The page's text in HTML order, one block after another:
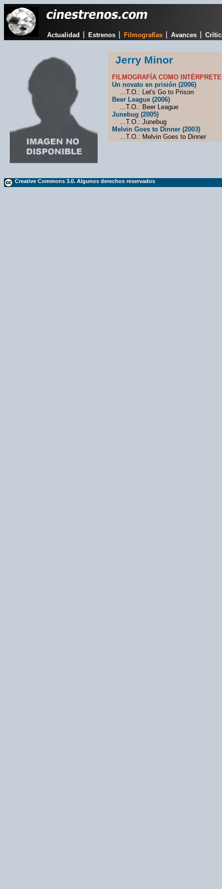
Actualidad Estrenos Filmografías Avances
Jerry Minor
FILMOGRAFÍA COMO
Un novato en prisión (2006)
...T.O.: Let's Go to Prison
Beer League (2006)
...T.O.: Beer League
Junebug (2005)
...T.O.: Junebug
Melvin Goes to Dinner (2003)
...T.O.: Melvin Goes to Dinner
Creative Commons 3.0. Algunos derechos reservados